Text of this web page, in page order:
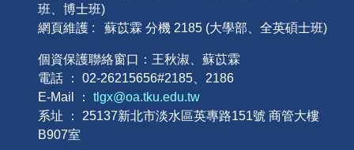
班、博士班)
網頁維護 : 蘇苡霖 分機 2185 (大學部、全英碩士班)
個資保護聯絡窗口：王秋淑、蘇苡霖
電話 ： 02-26215656#2185、2186
E-Mail ： tlgx@oa.tku.edu.tw
系址 ： 25137新北市淡水區英專路151號 商管大樓
B907室